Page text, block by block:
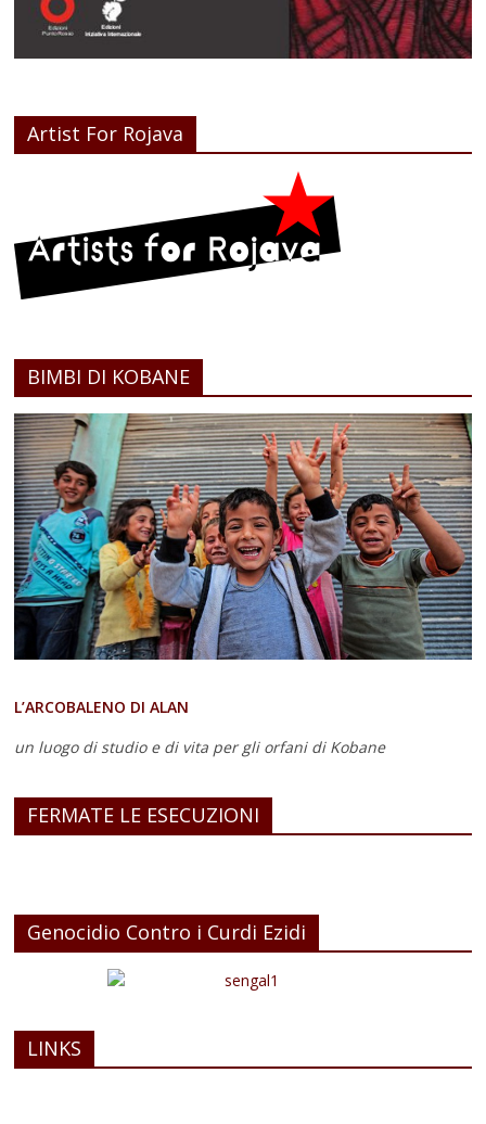
Artist For Rojava
BIMBI DI KOBANE
L’ARCOBALENO DI ALAN
un luogo di studio e di vita per gli orfani di Kobane
FERMATE LE ESECUZIONI
Genocidio Contro i Curdi Ezidi
LINKS